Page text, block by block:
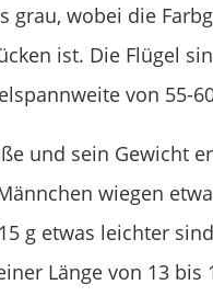
grau, wobei die
ist. Die Flügel
von 55-
und sein Gewicht
wiegen
g etwas leichter
Länge von 13